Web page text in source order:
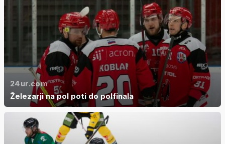
24ur.com
Železarji na pol poti do polfinala